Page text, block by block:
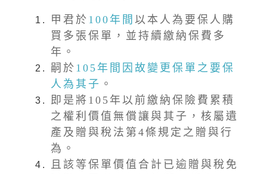
甲君於 100年間 以本人為要保人購
買多張保單，並持續繳納保費多
年。
嗣於 105年間因故變更保單之要保
人為其子 。
即是將105年以前繳納保險費累積
之權利價值無償讓與其子，核屬遺
產及贈與稅法第4條規定之贈與行
為。
且該等保單價值合計已逾贈與稅免